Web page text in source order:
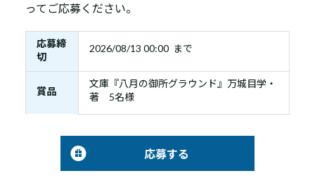
ってご応募ください。
応募締
切
2026/08/13 00:00 まで
賞品
文庫『八月の御所グラウンド』万城目学・
著 5名様
応募する